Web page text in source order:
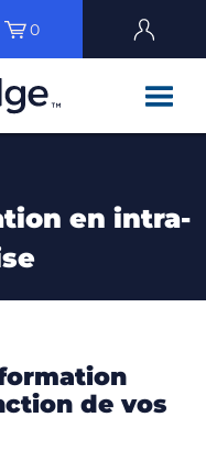
0
en intra-
de vos